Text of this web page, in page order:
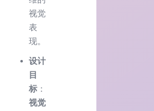
视觉
表
现。
设计
目
标 ：
视觉